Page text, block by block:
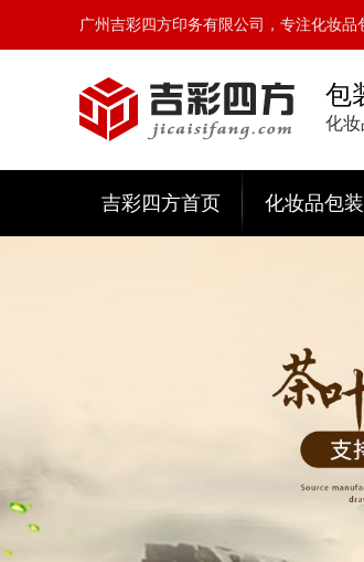
广州吉彩四方印务有限公司，专注化妆
包
化妆
吉彩四方首页 化妆品包